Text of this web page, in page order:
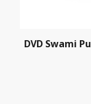
DVD Swami